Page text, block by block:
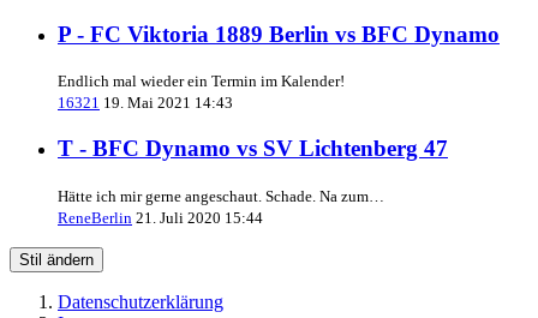
P - FC Viktoria 1889 Berlin vs BFC Dynamo
Endlich mal wieder ein Termin im Kalender!
16321 19. Mai 2021 14:43
T - BFC Dynamo vs SV Lichtenberg 47
Hätte ich mir gerne angeschaut. Schade. Na zum…
ReneBerlin 21. Juli 2020 15:44
Stil ändern
Datenschutzerklärung